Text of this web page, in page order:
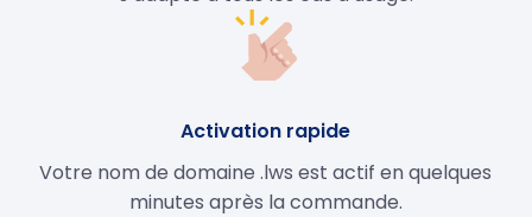
Activation rapide
Votre nom de domaine .lws est actif en quelques
minutes après la commande.